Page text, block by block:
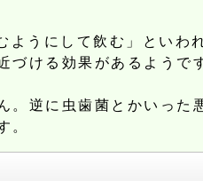
うにして飲む」といわ
ける効果があるようで
。逆に虫歯菌とかいった
。